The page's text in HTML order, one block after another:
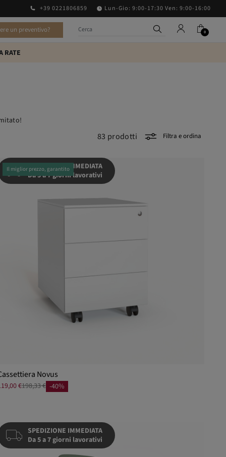
+39 0221806859 Lun-Gio: 9:00-17:30 Ven: 9:00-16:00
un preventivo? 0
RATE
Filtra e ordina
83 prodotti
SPEDIZIONE IMMEDIATA
Da 5 a 7 giorni lavorativi
Il miglior prezzo, garantito
Novus
€198,33 € -40%
SPEDIZIONE IMMEDIATA
Da 5 a 7 giorni lavorativi